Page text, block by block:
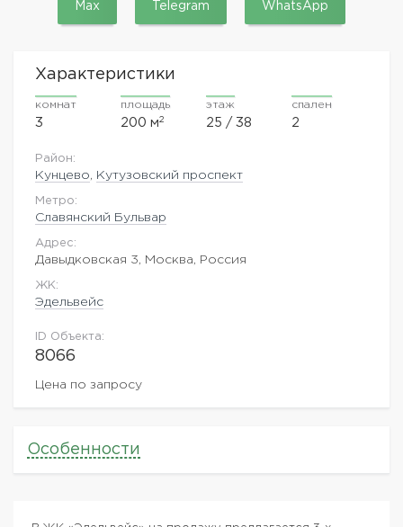
Max Telegram WhatsApp
Характеристики
комнат
3
площадь
200 м2
этаж
25 / 38
спален
2
Район:
Кунцево Кутузовский проспект
Метро:
Славянский Бульвар
Адрес:
Давыдковская 3, Москва, Россия
ЖK:
Эдельвейс
ID Объекта:
8066
Цена по запросу
Особенности